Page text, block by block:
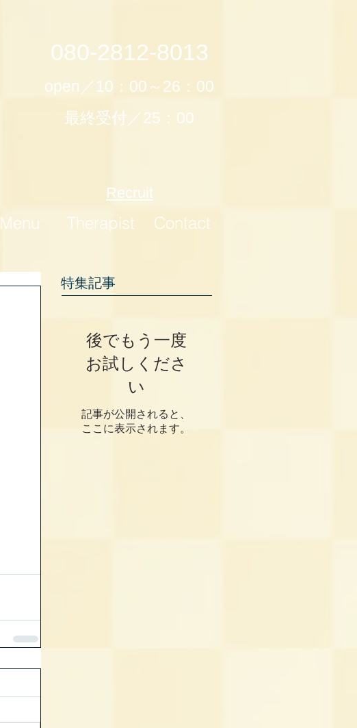
080-2812-8013
open／10：00～26：00
最終受付／25：00
Recruit
Menu Therapist Contact
特集記事
後でもう一度
お試しくださ
い
記事が公開されると、
ここに表示されます。